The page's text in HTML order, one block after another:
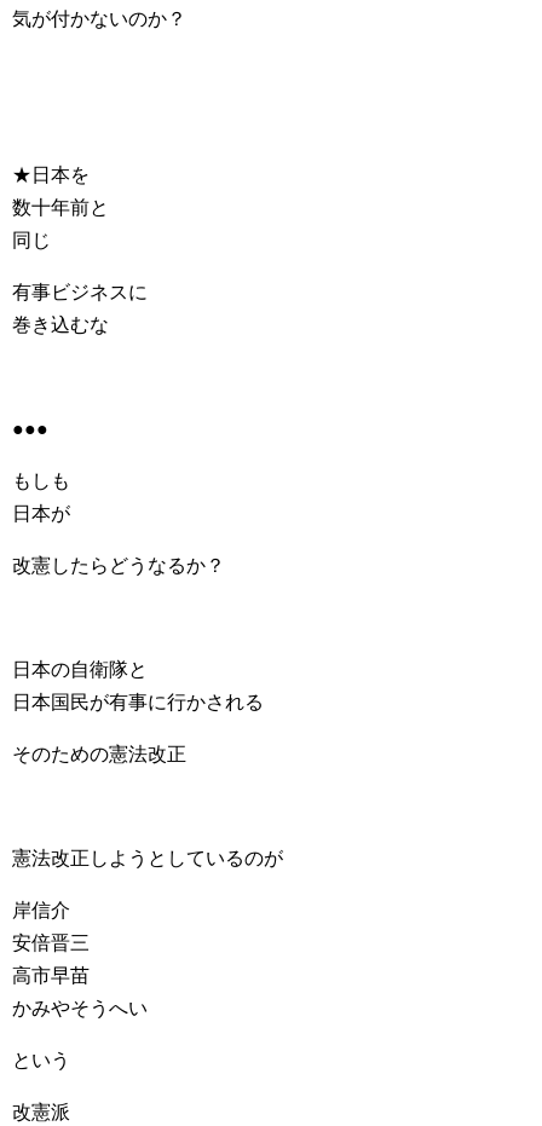
気が付かないのか？
★日本を
数十年前と
同じ
有事ビジネスに
巻き込むな
●●●
もしも
日本が
改憲したらどうなるか？
日本の自衛隊と
日本国民が有事に行かされる
そのための憲法改正
憲法改正しようとしているのが
岸信介
安倍晋三
高市早苗
かみやそうへい
という
改憲派